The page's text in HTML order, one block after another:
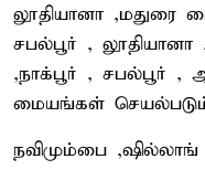
லூதியானா ,மதுரை
சபல்பூர் ,
,நாக்பூர் , சபல்பூர் ,
மையங்கள்
நவிமும்பை ,ஷில்லாங்